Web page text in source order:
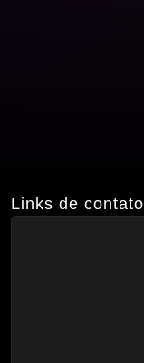
Links de contato